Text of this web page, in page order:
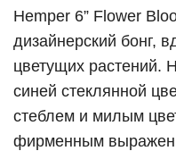
Hemper 6” Flower
дизайнерский бонг,
цветущих растений.
синей стеклянной
стеблем и милым
фирменным